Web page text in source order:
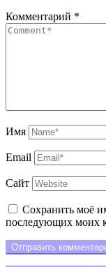
Комментарий *
Имя
Email
Сайт
Сохранить моё
последующих моих
Отправить